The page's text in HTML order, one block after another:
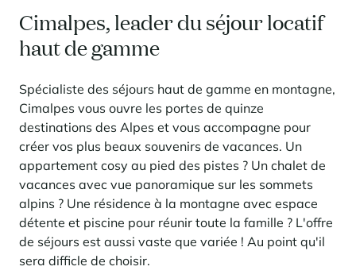
Cimalpes, leader du séjour locatif
haut de gamme
Spécialiste des séjours haut de gamme en montagne,
Cimalpes vous ouvre les portes de quinze
destinations des Alpes et vous accompagne pour
créer vos plus beaux souvenirs de vacances. Un
appartement cosy au pied des pistes ? Un chalet de
vacances avec vue panoramique sur les sommets
alpins ? Une résidence à la montagne avec espace
détente et piscine pour réunir toute la famille ? L'offre
de séjours est aussi vaste que variée ! Au point qu'il
sera difficle de choisir.